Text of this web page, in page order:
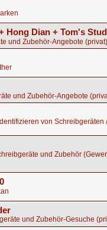
Hong Dian + Tom's
und Zubehör-Angebote (privat)
und Zubehör-Angebote
von Schreibgeräten
und Zubehör
und Zubehör-Gesuche